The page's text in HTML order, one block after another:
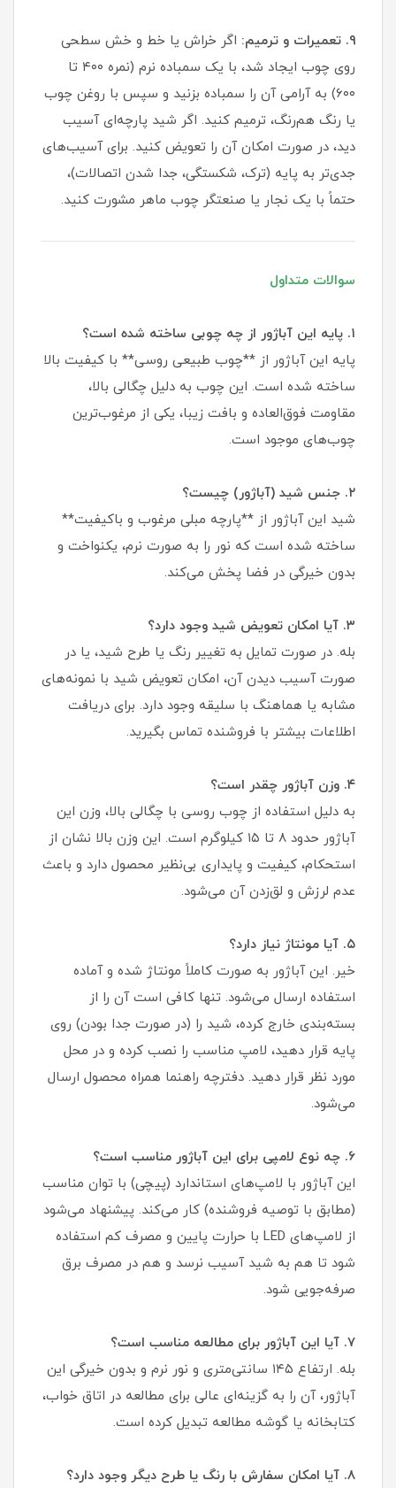
۹. تعمیرات و ترمیم:
اگر خراش یا خط و خش سطحی
روی چوب ایجاد شد، با یک سمباده نرم (نمره ۴۰۰ تا
۶۰۰) به آرامی آن را سمباده بزنید و سپس با روغن چوب
یا رنگ هم‌رنگ، ترمیم کنید. اگر شید پارچه‌ای آسیب
دید، در صورت امکان آن را تعویض کنید. برای آسیب‌های
جدی‌تر به پایه (ترک، شکستگی، جدا شدن اتصالات)،
حتماً با یک نجار یا صنعتگر چوب ماهر مشورت کنید.
سوالات متداول
۱. پایه این آباژور از چه چوبی ساخته شده است؟
پایه این آباژور از **چوب طبیعی روسی** با کیفیت بالا
ساخته شده است. این چوب به دلیل چگالی بالا،
مقاومت فوق‌العاده و بافت زیبا، یکی از مرغوب‌ترین
چوب‌های موجود است.
۲. جنس شید (آباژور) چیست؟
شید این آباژور از **پارچه مبلی مرغوب و باکیفیت**
ساخته شده است که نور را به صورت نرم، یکنواخت و
بدون خیرگی در فضا پخش می‌کند.
۳. آیا امکان تعویض شید وجود دارد؟
بله. در صورت تمایل به تغییر رنگ یا طرح شید، یا در
صورت آسیب دیدن آن، امکان تعویض شید با نمونه‌های
مشابه یا هماهنگ با سلیقه وجود دارد. برای دریافت
اطلاعات بیشتر با فروشنده تماس بگیرید.
۴. وزن آباژور چقدر است؟
به دلیل استفاده از چوب روسی با چگالی بالا، وزن این
آباژور حدود ۸ تا ۱۵ کیلوگرم است. این وزن بالا نشان از
استحکام، کیفیت و پایداری بی‌نظیر محصول دارد و باعث
عدم لرزش و لق‌زدن آن می‌شود.
۵. آیا مونتاژ نیاز دارد؟
خیر. این آباژور به صورت کاملاً مونتاژ شده و آماده
استفاده ارسال می‌شود. تنها کافی است آن را از
بسته‌بندی خارج کرده، شید را (در صورت جدا بودن) روی
پایه قرار دهید، لامپ مناسب را نصب کرده و در محل
مورد نظر قرار دهید. دفترچه راهنما همراه محصول ارسال
می‌شود.
۶. چه نوع لامپی برای این آباژور مناسب است؟
این آباژور با لامپ‌های استاندارد (پیچی) با توان مناسب
(مطابق با توصیه فروشنده) کار می‌کند. پیشنهاد می‌شود
از لامپ‌های LED با حرارت پایین و مصرف کم استفاده
شود تا هم به شید آسیب نرسد و هم در مصرف برق
صرفه‌جویی شود.
۷. آیا این آباژور برای مطالعه مناسب است؟
بله. ارتفاع ۱۴۵ سانتی‌متری و نور نرم و بدون خیرگی این
آباژور، آن را به گزینه‌ای عالی برای مطالعه در اتاق خواب،
کتابخانه یا گوشه مطالعه تبدیل کرده است.
۸. آیا امکان سفارش با رنگ یا طرح دیگر وجود دارد؟